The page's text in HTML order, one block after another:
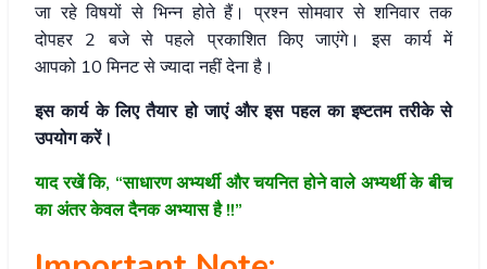
जा रहे विषयों से भिन्न होते हैं। प्रश्न सोमवार से शनिवार तक
दोपहर 2 बजे से पहले प्रकाशित किए जाएंगे। इस कार्य में
आपको 10 मिनट से ज्यादा नहीं देना है।
इस कार्य के लिए तैयार हो जाएं और इस पहल का इष्टतम तरीके से
उपयोग करें।
याद रखें कि, “साधारण अभ्यर्थी और चयनित होने वाले अभ्यर्थी के बीच
का अंतर केवल दैनक अभ्यास है !!”